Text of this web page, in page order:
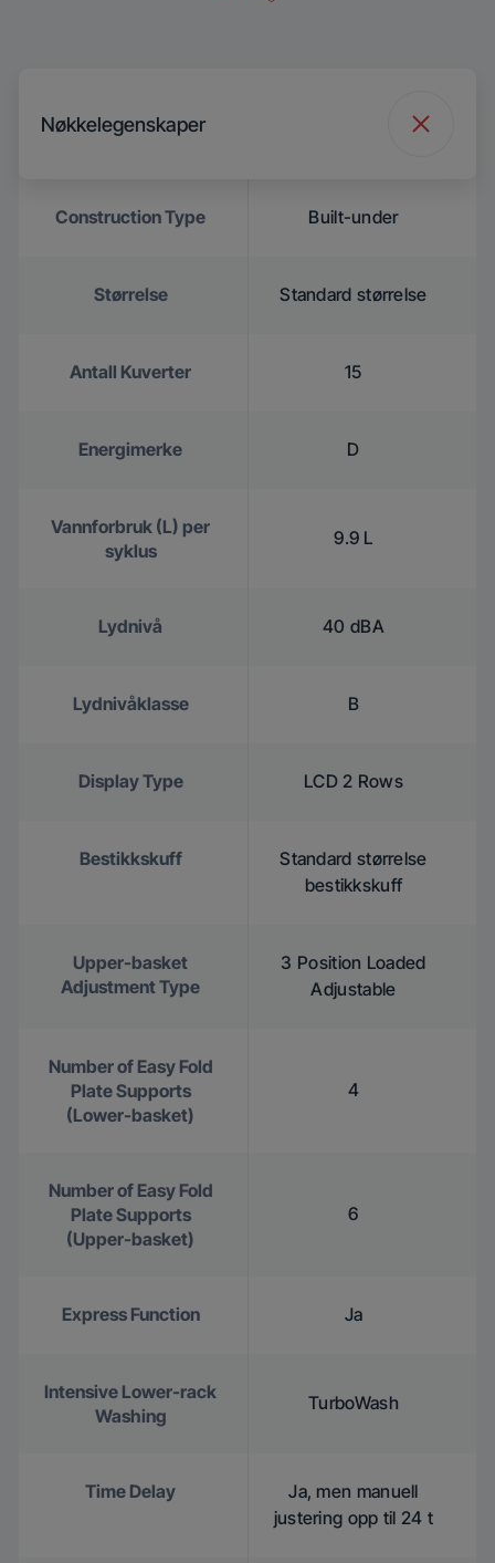
Nøkkelegenskaper
Construction Type Built-under
Størrelse Standard størrelse
Antall Kuverter 15
Energimerke D
Vannforbruk (L) per
syklus
9.9 L
Lydnivå 40 dBA
Lydnivåklasse B
Display Type LCD 2 Rows
Bestikkskuff
Standard størrelse
bestikkskuff
Upper-basket
Adjustment Type
3 Position Loaded
Adjustable
Number of Easy Fold
Plate Supports
(Lower-basket)
4
Number of Easy Fold
Plate Supports
(Upper-basket)
6
Express Function Ja
Intensive Lower-rack
Washing
TurboWash
Time Delay
Ja, men manuell
justering opp til 24 t